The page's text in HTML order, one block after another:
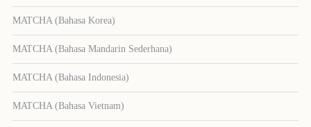
MATCHA (Bahasa Korea)
MATCHA (Bahasa Mandarin Sederhana)
MATCHA (Bahasa Indonesia)
MATCHA (Bahasa Vietnam)